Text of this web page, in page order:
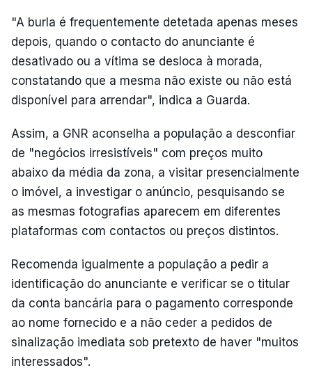
"A burla é frequentemente detetada apenas meses
depois, quando o contacto do anunciante é
desativado ou a vítima se desloca à morada,
constatando que a mesma não existe ou não está
disponível para arrendar", indica a Guarda.
Assim, a GNR aconselha a população a desconfiar
de "negócios irresistíveis" com preços muito
abaixo da média da zona, a visitar presencialmente
o imóvel, a investigar o anúncio, pesquisando se
as mesmas fotografias aparecem em diferentes
plataformas com contactos ou preços distintos.
Recomenda igualmente a população a pedir a
identificação do anunciante e verificar se o titular
da conta bancária para o pagamento corresponde
ao nome fornecido e a não ceder a pedidos de
sinalização imediata sob pretexto de haver "muitos
interessados".